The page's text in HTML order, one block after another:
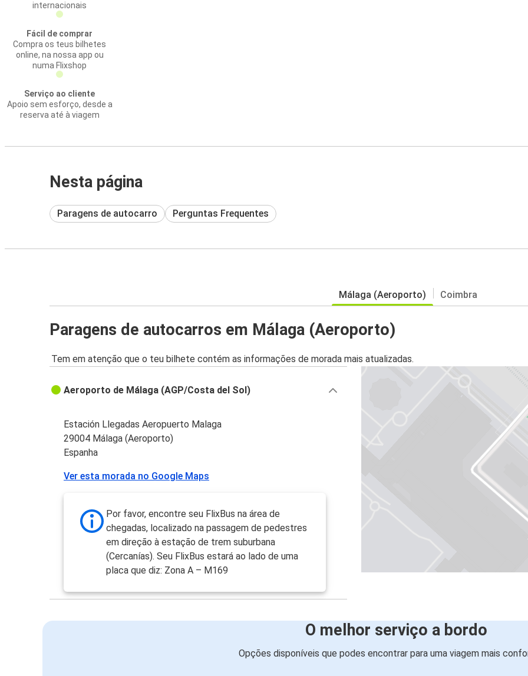
internacionais
Fácil de comprar
Compra os teus bilhetes
online, na nossa app ou
numa Flixshop
Serviço ao cliente
Apoio sem esforço, desde a
reserva até à viagem
Nesta página
Paragens de autocarro Perguntas Frequentes
Málaga (Aeroporto) Coimbra
Paragens de autocarros em Málaga (Aeroporto)
Tem em atenção que o teu bilhete contém as informações de morada mais atualizadas.
Aeroporto de Málaga (AGP/Costa del Sol)
Estación Llegadas Aeropuerto Malaga
29004 Málaga (Aeroporto)
Espanha
Ver esta morada no Google Maps
Por favor, encontre seu FlixBus na área de
chegadas, localizado na passagem de pedestres
em direção à estação de trem suburbana
(Cercanías). Seu FlixBus estará ao lado de uma
placa que diz: Zona A – M169
O melhor serviço a bordo
Opções disponíveis que podes encontrar para uma viagem mais